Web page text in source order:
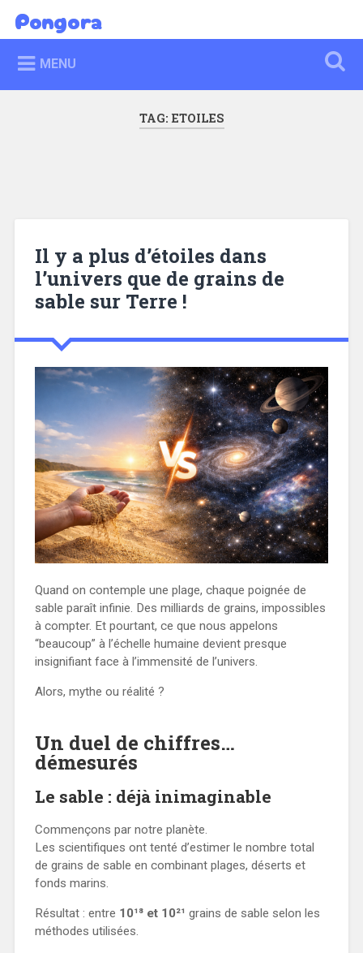
content
Search
Pongora
MENU
TAG: ETOILES
Il y a plus d’étoiles dans
l’univers que de grains de
sable sur Terre !
Quand on contemple une plage, chaque poignée de
sable paraît infinie. Des milliards de grains, impossibles
à compter. Et pourtant, ce que nous appelons
“beaucoup” à l’échelle humaine devient presque
insignifiant face à l’immensité de l’univers.
Alors, mythe ou réalité ?
Un duel de chiffres…
démesurés
Le sable : déjà inimaginable
Commençons par notre planète.
Les scientifiques ont tenté d’estimer le nombre total
de grains de sable en combinant plages, déserts et
fonds marins.
Résultat : entre 10¹⁸ et 10²¹ grains de sable selon les
méthodes utilisées.